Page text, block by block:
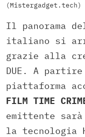
(Mistergadget.tech)
Il panorama
italiano si
grazie alla
DUE. A
piattaforma
FILM TIME
emittente
la tecnologia